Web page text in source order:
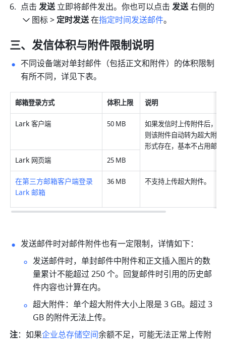
点击 发送 立即将邮件发出。你也可以点击 发送 右侧的
图标 > 定时发送 在指定时间发送邮件。
三、发信体积与附件限制说明
不同设备端对单封邮件（包括正文和附件）的体积限制
有所不同，详见下表。
邮箱登录方式 体积上限 说明
Lark 客户端 50 MB
如果发信时上传附件后，
则该附件自动转为超大附
形式存在，基本不占用邮件
Lark 网页端 25 MB
在第三方邮箱客户端登录
Lark 邮箱
36 MB 不支持上传超大附件。
发送邮件时对邮件附件也有一定限制，详情如下：
发送邮件时，单封邮件中附件和正文插入图片的数
量累计不能超过 250 个。回复邮件时引用的历史邮
件内容也计算在内。
超大附件：单个超大附件大小上限是 3 GB。超过 3
GB 的附件无法上传。
注：如果企业总存储空间余额不足，可能无法正常上传附